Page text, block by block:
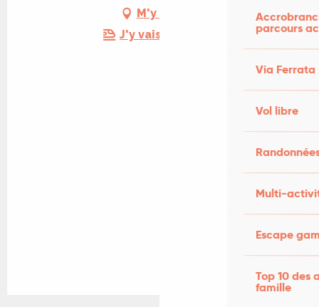
parcours
Via Ferrata
Vol libre
Multi-
Escape
Top 10 des
famille
M'y rendre
J'y vais en train !